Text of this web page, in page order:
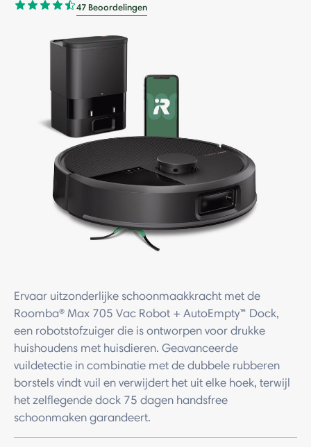
47 Beoordelingen
Ervaar uitzonderlijke schoonmaakkracht met de
Roomba® Max 705 Vac Robot + AutoEmpty™ Dock,
een robotstofzuiger die is ontworpen voor drukke
huishoudens met huisdieren. Geavanceerde
vuildetectie in combinatie met de dubbele rubberen
borstels vindt vuil en verwijdert het uit elke hoek, terwijl
het zelflegende dock 75 dagen handsfree
schoonmaken garandeert.